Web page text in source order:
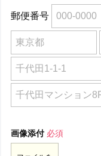
郵便番号
画像添付 必須